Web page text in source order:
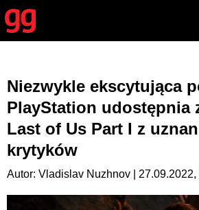
Niezwykle ekscytująca
PlayStation udostępnia
Last of Us Part I z
krytyków
Autor: Vladislav Nuzhnov | 27.09.2022,